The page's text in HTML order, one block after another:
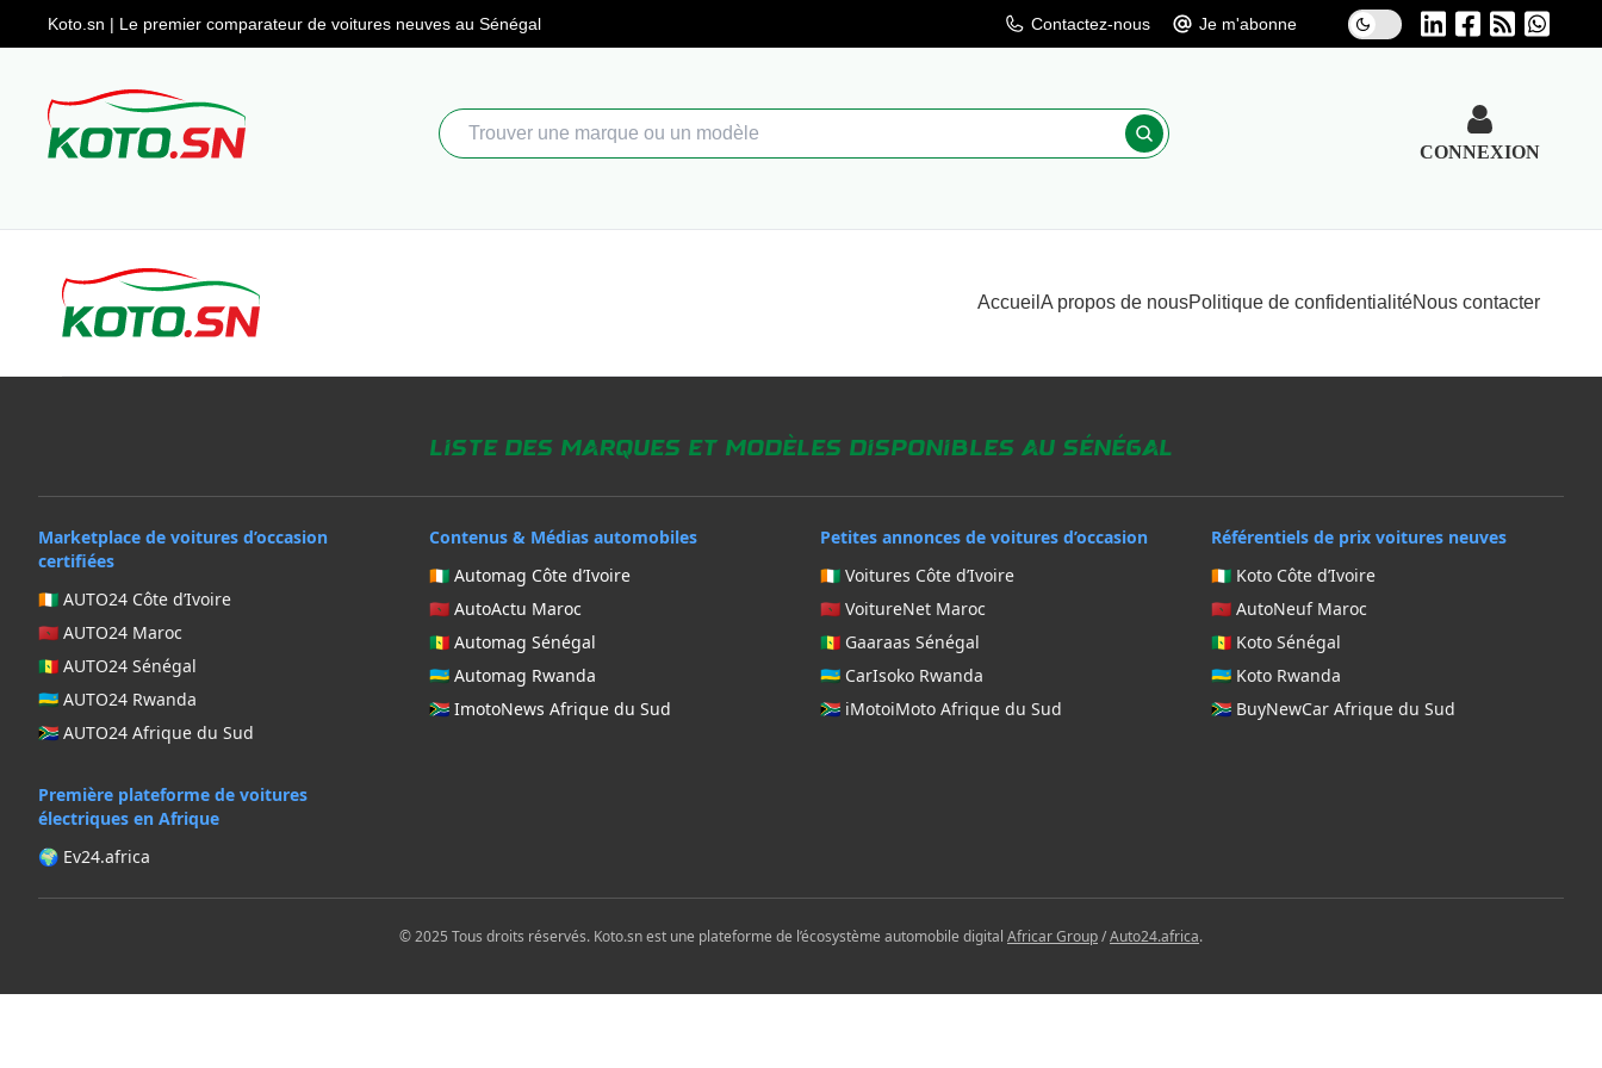
Koto.sn | Le premier comparateur de voitures neuves au Sénégal Contactez-nous Je m'abonne
CONNEXION
Accueil A propos de nousPolitique de confidentialitéNous contacter
Liste des marques et modèles disponibles au Sénégal
Marketplace de voitures d’occasion
certifiées
🇨🇮 AUTO24 Côte d’Ivoire
🇲🇦 AUTO24 Maroc
🇸🇳 AUTO24 Sénégal
🇷🇼 AUTO24 Rwanda
🇿🇦 AUTO24 Afrique du Sud
Contenus & Médias automobiles
🇨🇮 Automag Côte d’Ivoire
🇲🇦 AutoActu Maroc
🇸🇳 Automag Sénégal
🇷🇼 Automag Rwanda
🇿🇦 ImotoNews Afrique du Sud
Petites annonces de voitures d’occasion
🇨🇮 Voitures Côte d’Ivoire
🇲🇦 VoitureNet Maroc
🇸🇳 Gaaraas Sénégal
🇷🇼 CarIsoko Rwanda
🇿🇦 iMotoiMoto Afrique du Sud
Référentiels de prix voitures neuves
🇨🇮 Koto Côte d’Ivoire
🇲🇦 AutoNeuf Maroc
🇸🇳 Koto Sénégal
🇷🇼 Koto Rwanda
🇿🇦 BuyNewCar Afrique du Sud
Première plateforme de voitures
électriques en Afrique
🌍 Ev24.africa
© 2025 Tous droits réservés. Koto.sn est une plateforme de l’écosystème automobile digital Africar Group/Auto24.africa.